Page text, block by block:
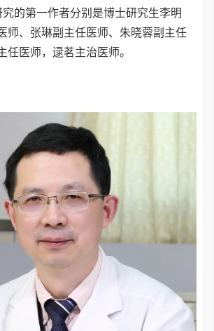
的第一作者分别是博士研究生李明
师、张琳副主任医师、朱晓蓉副主任
任医师，逯茗主治医师。